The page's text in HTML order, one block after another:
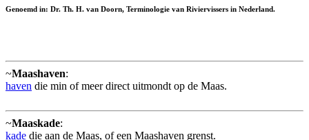
Genoemd in: Dr. Th. H. van Doorn, Terminologie van Riviervissers in Nederland.
~Maashaven:
haven die min of meer direct uitmondt op de Maas.
~Maaskade:
kade die aan de Maas, of een Maashaven grenst.